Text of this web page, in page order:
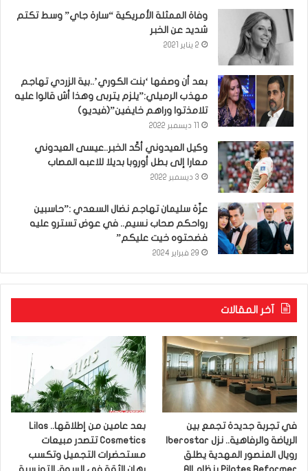
وفاة الممثلة الأمريكية “سارة جاي” وسط تكتم
شديد عن الخبر
2 يناير 2021
بعد أن وصفها ‘بنت الكوري’..بية الزردي تهاجم
مهذب الرميلي:”يلزم يتربى وهذا أش قالوا عليه
تلامذتوا وراهم خايفين”(فيديو)
وكيل العيدوني أكّد الخبر..عيسى العيدوني
معارا إلى بطل أوروبا بديلا للاعبه المصاب
3 ديسمبر 2022
عزّة سليمان تهاجم نضال السعدي :”حاسبين
رواحكم صحاب نسيم.. في عوض تسترو عليه
فضحتوه خيت عليكم”
29 فبراير 2024
آخر المقالات
في تجربة جديدة تجمع بين
رويال المنصور المهدية يطلق
بعد عامين من إطلاقها.. Lilas
Cosmetics تتصدر مبيعات
مستحضرات التجميل وتكسب